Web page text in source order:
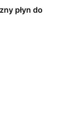
płyn do